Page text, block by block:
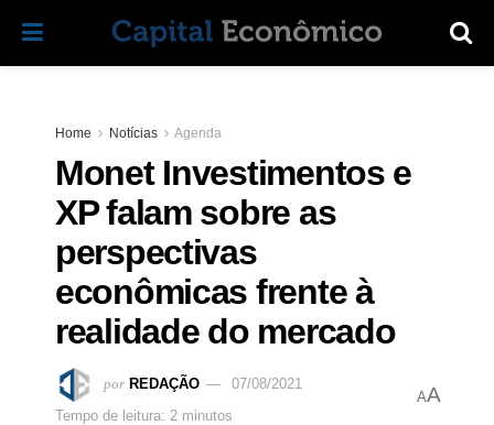
Home Notícias Agenda
Monet Investimentos e
XP falam sobre as
perspectivas
econômicas frente à
realidade do mercado
por REDAÇÃO
07/08/2021
Tempo de leitura: 2 minutos
AA